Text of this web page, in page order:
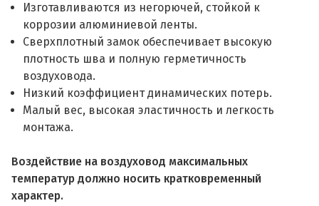
Изготавливаются из негорючей, стойкой к
коррозии алюминиевой ленты.
Сверхплотный замок обеспечивает высокую
плотность шва и полную герметичность
воздуховода.
Низкий коэффициент динамических потерь.
Малый вес, высокая эластичность и легкость
монтажа.
Воздействие на воздуховод максимальных
температур должно носить кратковременный
характер.